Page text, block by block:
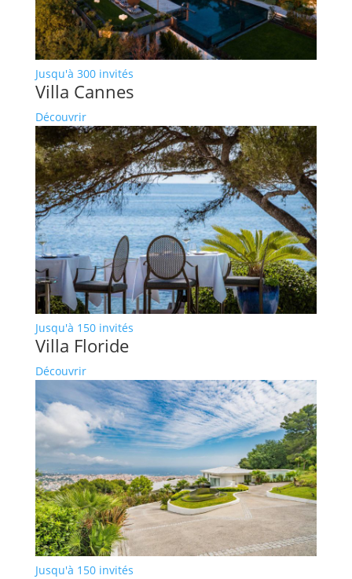
Jusqu'à 300 invités
Villa Cannes
Découvrir
Jusqu'à 150 invités
Villa Floride
Découvrir
Jusqu'à 150 invités